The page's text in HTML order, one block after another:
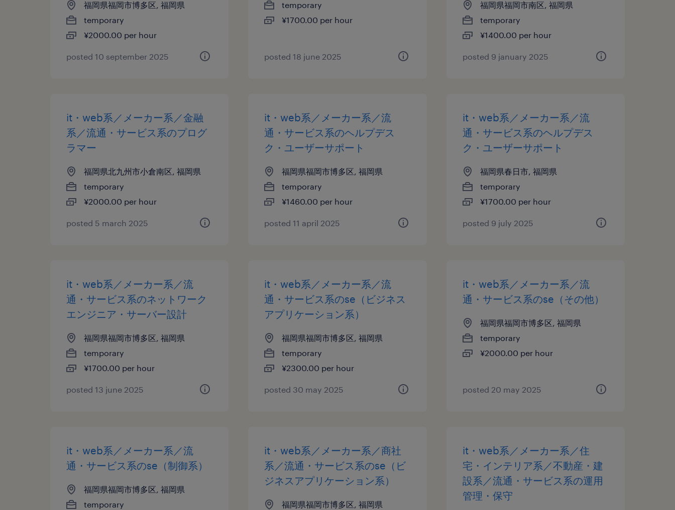
福岡県福岡市博多区, 福岡県
temporary
¥2000.00 per hour
posted 10 september 2025
temporary
¥1700.00 per hour
posted 18 june 2025
福岡県福岡市南区, 福岡県
temporary
¥1400.00 per hour
posted 9 january 2025
it・web系／メーカー系／金融
系／流通・サービス系のプログ
ラマー
福岡県北九州市小倉南区, 福岡県
temporary
¥2000.00 per hour
posted 5 march 2025
it・web系／メーカー系／流
通・サービス系のヘルプデス
ク・ユーザーサポート
福岡県福岡市博多区, 福岡県
temporary
¥1460.00 per hour
posted 11 april 2025
it・web系／メーカー系／流
通・サービス系のヘルプデス
ク・ユーザーサポート
福岡県春日市, 福岡県
temporary
¥1700.00 per hour
posted 9 july 2025
it・web系／メーカー系／流
通・サービス系のネットワーク
エンジニア・サーバー設計
福岡県福岡市博多区, 福岡県
temporary
¥1700.00 per hour
posted 13 june 2025
it・web系／メーカー系／流
通・サービス系のse（ビジネス
アプリケーション系）
福岡県福岡市博多区, 福岡県
temporary
¥2300.00 per hour
posted 30 may 2025
it・web系／メーカー系／流
通・サービス系のse（その他）
福岡県福岡市博多区, 福岡県
temporary
¥2000.00 per hour
posted 20 may 2025
it・web系／メーカー系／流
通・サービス系のse（制御系）
福岡県福岡市博多区, 福岡県
temporary
it・web系／メーカー系／商社
系／流通・サービス系のse（ビ
ジネスアプリケーション系）
福岡県福岡市博多区, 福岡県
it・web系／メーカー系／住
宅・インテリア系／不動産・建
設系／流通・サービス系の運用
管理・保守